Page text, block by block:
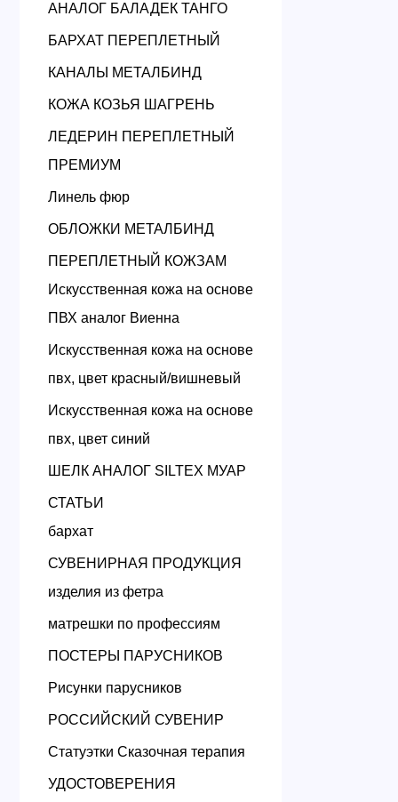
АНАЛОГ БАЛАДЕК ТАНГО
БАРХАТ ПЕРЕПЛЕТНЫЙ
КАНАЛЫ МЕТАЛБИНД
КОЖА КОЗЬЯ ШАГРЕНЬ
ЛЕДЕРИН ПЕРЕПЛЕТНЫЙ
ПРЕМИУМ
Линель фюр
ОБЛОЖКИ МЕТАЛБИНД
ПЕРЕПЛЕТНЫЙ КОЖЗАМ
Искусственная кожа на основе
ПВХ аналог Виенна
Искусственная кожа на основе
пвх, цвет красный/вишневый
Искусственная кожа на основе
пвх, цвет синий
ШЕЛК АНАЛОГ SILTEX МУАР
СТАТЬИ
бархат
СУВЕНИРНАЯ ПРОДУКЦИЯ
изделия из фетра
матрешки по профессиям
ПОСТЕРЫ ПАРУСНИКОВ
Рисунки парусников
РОССИЙСКИЙ СУВЕНИР
Статуэтки Сказочная терапия
УДОСТОВЕРЕНИЯ